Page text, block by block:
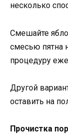
несколько
Смешайте
смесью пятна
процедуру
Другой
оставить на
Прочистка